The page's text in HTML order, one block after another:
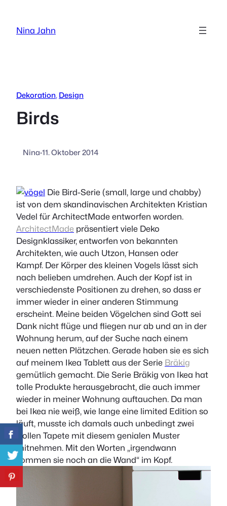
springen
Nina Jahn
Dekoration, Design
Birds
Nina·11. Oktober 2014
Die Bird-Serie (small, large und chabby)
ist von dem skandinavischen Architekten Kristian
Vedel für ArchitectMade entworfen worden.
ArchitectMade präsentiert viele Deko
Designklassiker, entworfen von bekannten
Architekten, wie auch Utzon, Hansen oder
Kampf. Der Körper des kleinen Vogels lässt sich
nach belieben umdrehen. Auch der Kopf ist in
verschiedenste Positionen zu drehen, so dass er
immer wieder in einer anderen Stimmung
erscheint. Meine beiden Vögelchen sind Gott sei
Dank nicht flüge und fliegen nur ab und an in der
Wohnung herum, auf der Suche nach einem
neuen netten Plätzchen. Gerade haben sie es sich
auf meinem Ikea Tablett aus der Serie Bräkig
gemütlich gemacht. Die Serie Bräkig von Ikea hat
tolle Produkte herausgebracht, die auch immer
wieder in meiner Wohnung auftauchen. Da man
bei Ikea nie weiß, wie lange eine limited Edition so
läuft, musste ich damals auch unbedingt zwei
Rollen Tapete mit diesem genialen Muster
mitnehmen. Mit den Worten „irgendwann
kommen sie noch an die Wand“ im Kopf.